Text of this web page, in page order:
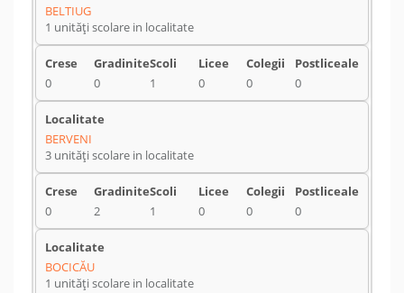
BELTIUG
1 unități scolare in localitate
0 0 1 0 0 0
BERVENI
3 unități scolare in localitate
0 2 1 0 0 0
BOCICĂU
1 unități scolare in localitate